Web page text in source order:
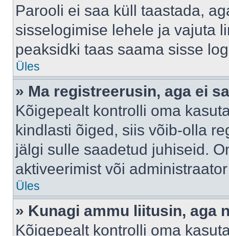
Parooli ei saa küll taastada,
sisselogimise lehele ja vajuta
peaksidki taas saama sisse
Üles
» Ma registreerusin, aga ei
Kõigepealt kontrolli oma
kindlasti õiged, siis võib-olla
jälgi sulle saadetud juhiseid.
aktiveerimist või
Üles
» Kunagi ammu liitusin, aga
Kõigepealt kontrolli oma